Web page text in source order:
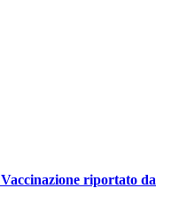
riportato da